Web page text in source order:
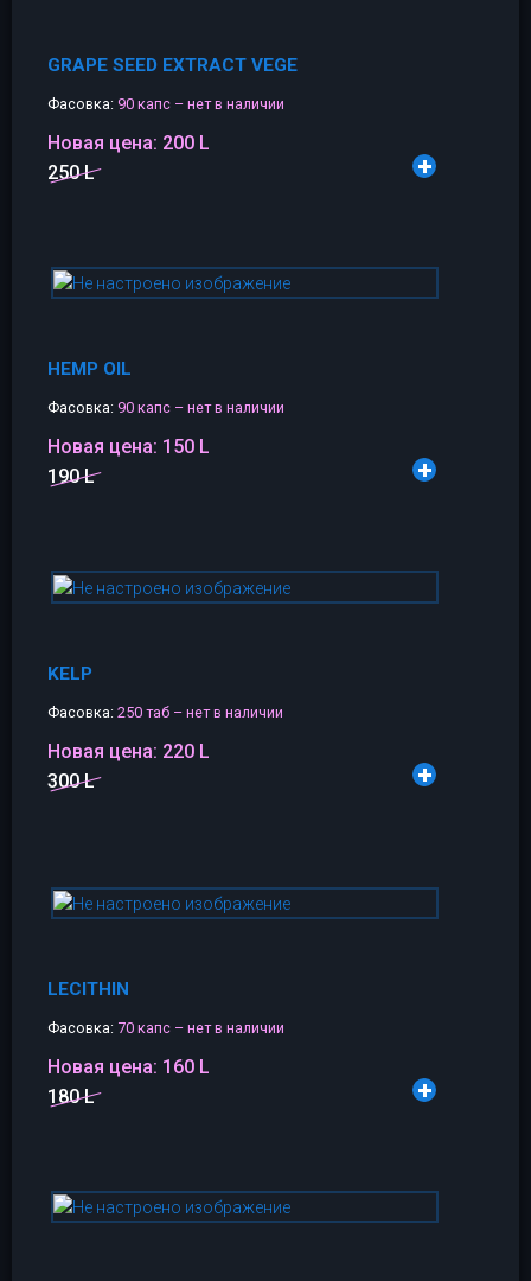
GRAPE SEED EXTRACT VEGE
Фасовка: 90 капс – нет в наличии
Новая цена: 200 L
250 L
HEMP OIL
Фасовка: 90 капс – нет в наличии
Новая цена: 150 L
190 L
KELP
Фасовка: 250 таб – нет в наличии
Новая цена: 220 L
300 L
LECITHIN
Фасовка: 70 капс – нет в наличии
Новая цена: 160 L
180 L